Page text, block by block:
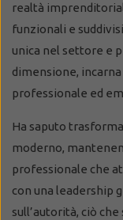
realtà
funzionali e
unica nel settore e
dimensione,
professionale ed
Ha saputo
moderno,
professionale che
con una leadership
sull’autorità, ciò